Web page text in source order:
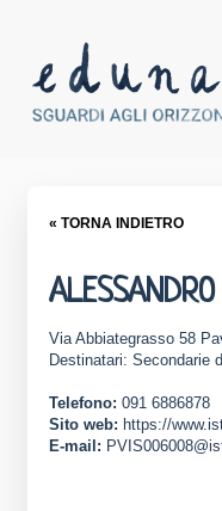
« TORNA INDIETRO
Via Abbiategrasso 58
Destinatari: Secondarie
Telefono: 091 6886878
Sito web: https://
E-mail: